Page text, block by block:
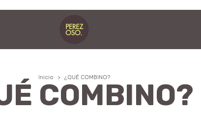
Inicio > ¿QUÉ COMBINO?
COMBINO?